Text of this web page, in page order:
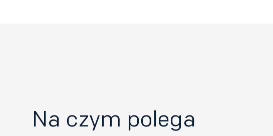
Na czym polega